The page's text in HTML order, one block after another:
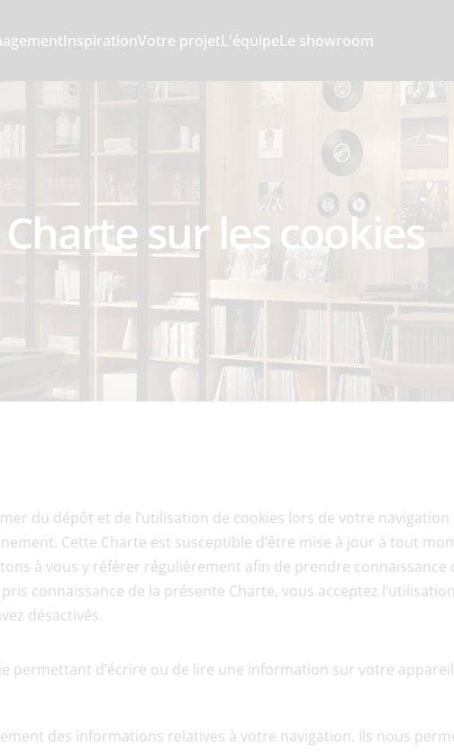
InspirationVotre projetL'équipeLe showroom
Charte sur les cookies
du dépôt et de l’utilisation de cookies lors de votre
Cette Charte est susceptible d’être mise à jour à tout
à vous y référer régulièrement afin de prendre connaissance
connaissance de la présente Charte, vous acceptez
désactivés.
permettant d’écrire ou de lire une information sur votre
des informations relatives à votre navigation. Ils nous